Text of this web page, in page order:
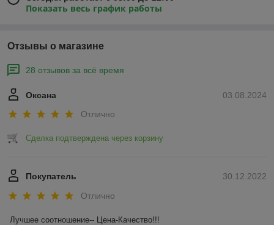
Показать весь график работы
Отзывы о магазине
28 отзывов за всё время
03.08.2024
Оксана
Отлично
Сделка подтверждена через корзину
30.12.2022
Покупатель
Отлично
Лучшее соотношение-- Цена-Качество!!!